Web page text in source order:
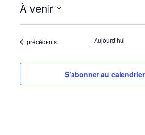
À venir
Sélectionnez
date.
Évènements
précédents Aujourd’hui
S’abonner au calendrier